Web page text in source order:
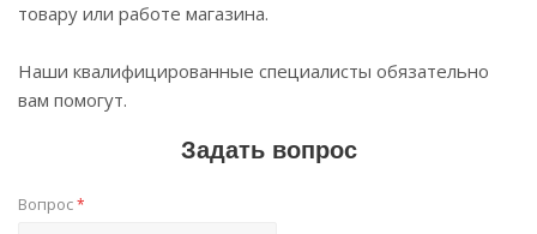
товару или работе магазина.
Наши квалифицированные специалисты обязательно
вам помогут.
Задать вопрос
Вопрос*